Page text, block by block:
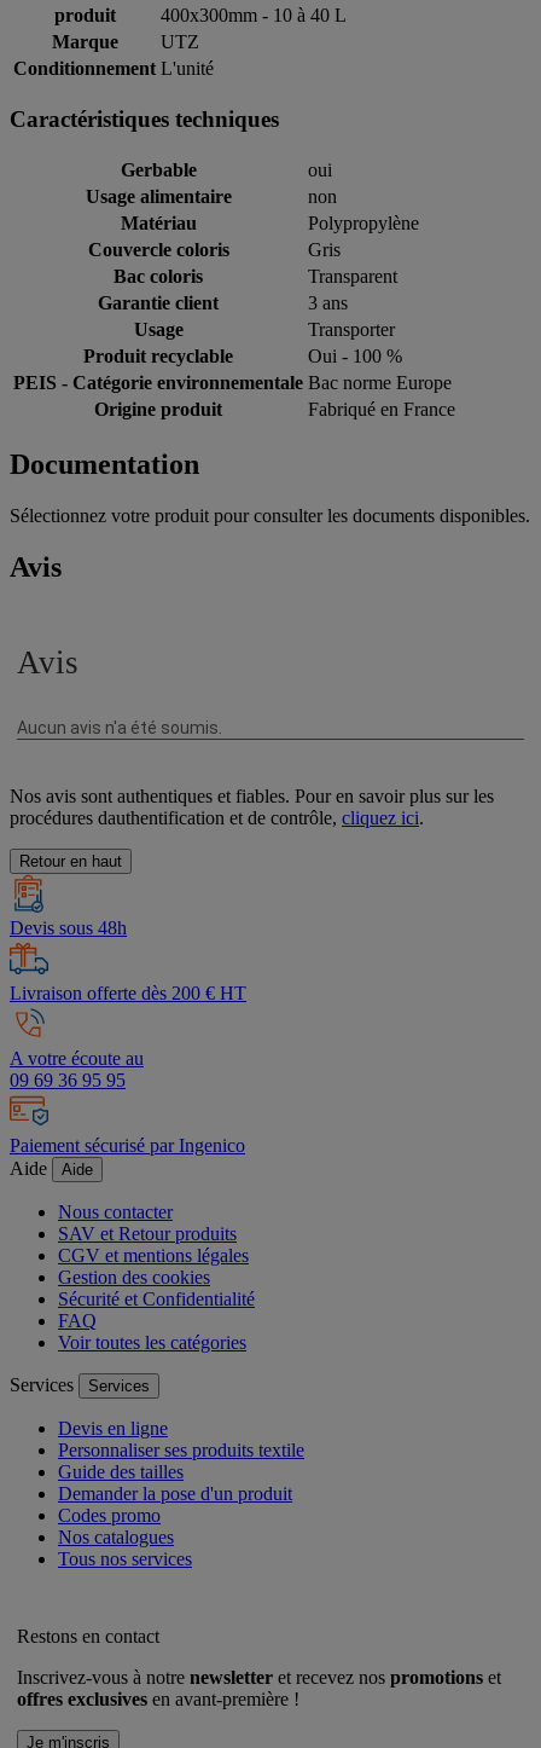
produit
400x300mm - 10 à 40 L
Marque
UTZ
Conditionnement L'unité
Caractéristiques techniques
Gerbable
oui
Usage alimentaire
non
Matériau
Polypropylène
Couvercle coloris
Gris
Bac coloris
Transparent
Garantie client
3 ans
Usage
Transporter
Produit recyclable
Oui - 100 %
PEIS - Catégorie environnementale Bac norme Europe
Origine produit
Fabriqué en France
Documentation
Sélectionnez votre produit pour consulter les documents disponibles.
Avis
Nos avis sont authentiques et fiables. Pour en savoir plus sur les
procédures dauthentification et de contrôle, cliquez ici.
Retour en haut
Devis sous 48h
Livraison offerte dès 200 € HT
A votre écoute au
09 69 36 95 95
Paiement sécurisé par Ingenico
Aide
Aide
Nous contacter
SAV et Retour produits
CGV et mentions légales
Gestion des cookies
Sécurité et Confidentialité
FAQ
Voir toutes les catégories
Services Services
Devis en ligne
Personnaliser ses produits textile
Guide des tailles
Demander la pose d'un produit
Codes promo
Nos catalogues
Tous nos services
Restons en contact
Inscrivez-vous à notre newsletter et recevez nos promotions et
offres exclusives en avant-première !